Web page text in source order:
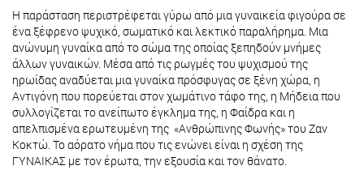
Η παράσταση περιστρέφεται γύρω από μια γυναικεία φιγούρα σε
ένα ξέφρενο ψυχικό, σωματικό και λεκτικό παραλήρημα. Μια
ανώνυμη γυναίκα από το σώμα της οποίας ξεπηδούν μνήμες
άλλων γυναικών. Μέσα από τις ρωγμές του ψυχισμού της
ηρωίδας αναδύεται μια γυναίκα πρόσφυγας σε ξένη χώρα, η
Αντιγόνη που πορεύεται στον χωμάτινο τάφο της, η Μήδεια που
συλλογίζεται το ανείπωτο έγκλημα της, η Φαίδρα και η
απελπισμένα ερωτευμένη της «Ανθρώπινης Φωνής» του Ζαν
Κοκτώ. Το αόρατο νήμα που τις ενώνει είναι η σχέση της
ΓΥΝΑΙΚΑΣ με τον έρωτα, την εξουσία και τον θάνατο.